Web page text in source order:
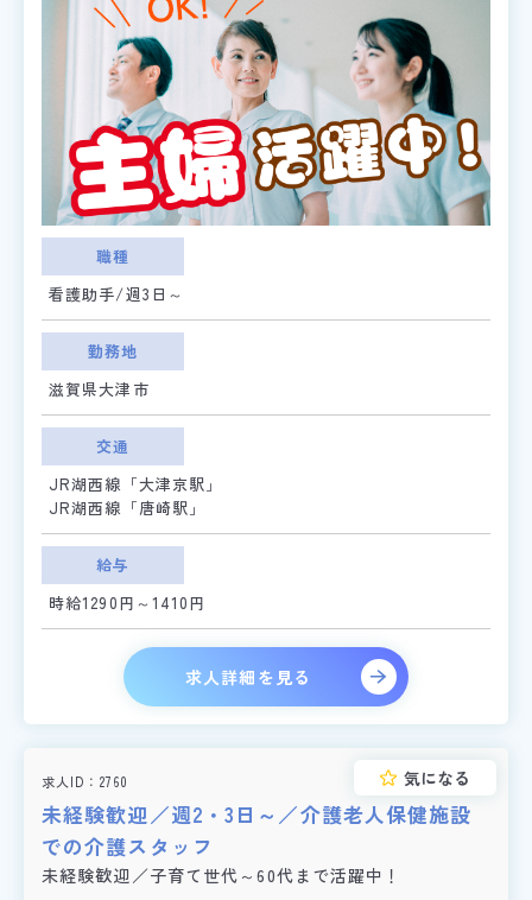
職種
看護助手/週3日～
勤務地
滋賀県大津市
交通
JR湖西線「大津京駅」
JR湖西線「唐崎駅」
給与
時給1290円～1410円
求人詳細を見る
求人ID 2760
未経験歓迎／週2・3日～／介護老人保健施設
での介護スタッフ
未経験歓迎／子育て世代～60代まで活躍中！
気になる